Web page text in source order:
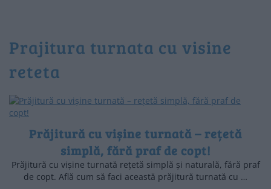
prajitura turnata cu visine
reteta
Prăjitură cu vișine turnată – rețetă
simplă, fără praf de copt!
Prăjitură cu vișine turnată rețetă simplă și naturală, fără praf
de copt. Află cum să faci această prăjitură turnată cu …